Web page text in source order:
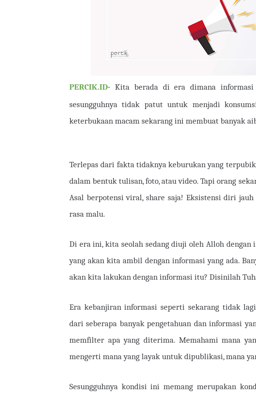
PERCIK.ID- Kita berada di era dimana
sesungguhnya tidak patut untuk menjadi
keterbukaan macam sekarang ini membuat banyak
Terlepas dari fakta tidaknya keburukan yang
dalam bentuk tulisan, foto, atau video. Tapi orang
Asal berpotensi viral, share saja! Eksistensi diri
rasa malu.
Di era ini, kita seolah sedang diuji oleh Alloh
yang akan kita ambil dengan informasi yang ada.
akan kita lakukan dengan informasi itu? Disinilah
Era kebanjiran informasi seperti sekarang tidak
dari seberapa banyak pengetahuan dan informasi
memfilter apa yang diterima. Memahami mana
mengerti mana yang layak untuk dipublikasi, mana
Sesungguhnya kondisi ini memang merupakan